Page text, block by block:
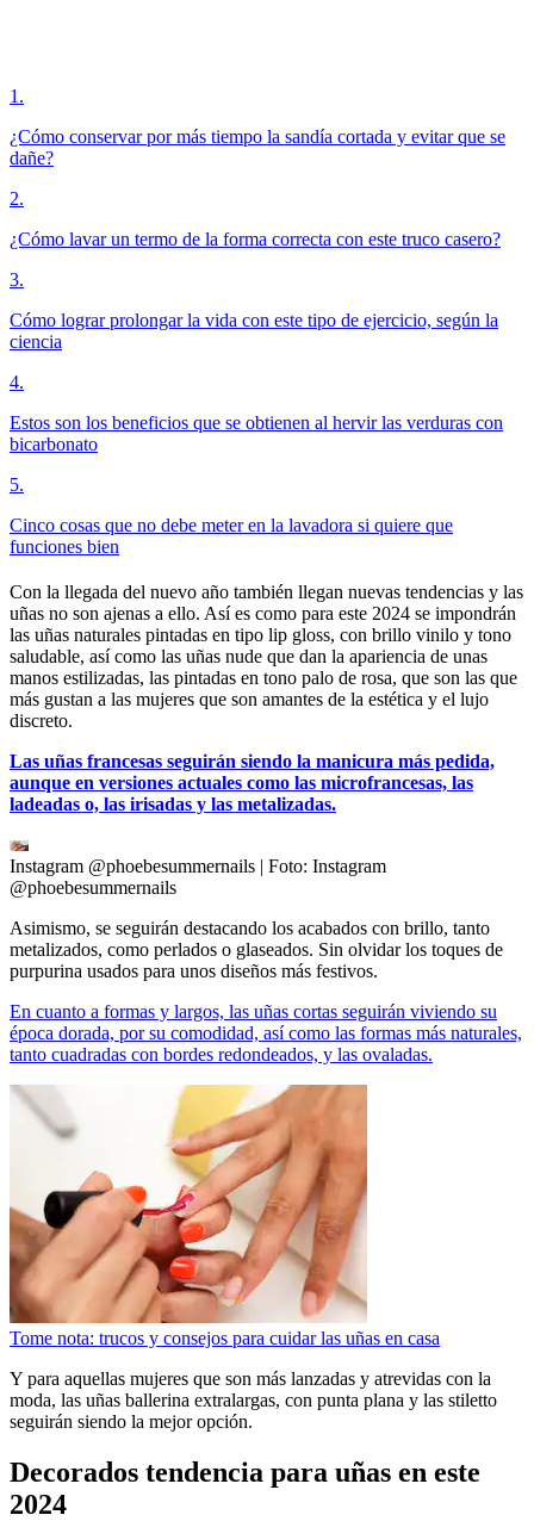
1 .
¿Cómo conservar por más tiempo la sandía cortada y evitar que se
dañe?
2.
¿Cómo lavar un termo de la forma correcta con este truco casero?
3.
Cómo lograr prolongar la vida con este tipo de ejercicio, según la
ciencia
4.
Estos son los beneficios que se obtienen al hervir las verduras con
bicarbonato
5.
Cinco cosas que no debe meter en la lavadora si quiere que
funciones bien
Con la llegada del nuevo año también llegan nuevas tendencias y las
uñas no son ajenas a ello. Así es como para este 2024 se impondrán
las uñas naturales pintadas en tipo lip gloss, con brillo vinilo y tono
saludable, así como las uñas nude que dan la apariencia de unas
manos estilizadas, las pintadas en tono palo de rosa, que son las que
más gustan a las mujeres que son amantes de la estética y el lujo
discreto.
Las uñas francesas seguirán siendo la manicura más pedida,
aunque en versiones actuales como las microfrancesas, las
ladeadas o, las irisadas y las metalizadas.
Instagram @phoebesummernails | Foto: Instagram
@phoebesummernails
Asimismo, se seguirán destacando los acabados con brillo, tanto
metalizados, como perlados o glaseados. Sin olvidar los toques de
purpurina usados para unos diseños más festivos.
En cuanto a formas y largos, las uñas cortas seguirán viviendo su
época dorada, por su comodidad, así como las formas más naturales,
tanto cuadradas con bordes redondeados, y las ovaladas.
Tome nota: trucos y consejos para cuidar las uñas en casa
Y para aquellas mujeres que son más lanzadas y atrevidas con la
moda, las uñas ballerina extralargas, con punta plana y las stiletto
seguirán siendo la mejor opción.
Decorados tendencia para uñas en este
2024